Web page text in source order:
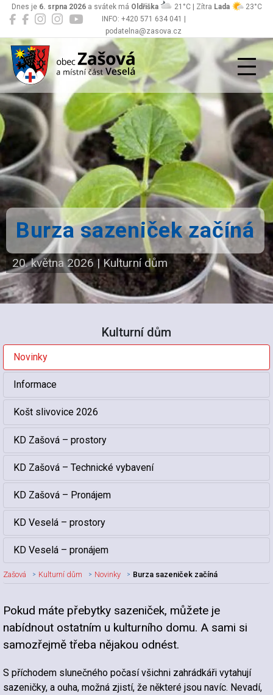
INFO: +420 571 634 041 |
podatelna@zasova.cz
Dnes je 6. srpna 2026a svátek má Oldřiška 21°C | Zítra Lada 23°C
Zašová
Burza sazeniček začíná
20. května 2026| Kulturní dům
Kulturní dům
Novinky
Informace
Košt slivovice 2026
KD Zašová – prostory
KD Zašová – Technické vybavení
KD Zašová – Pronájem
KD Veselá – prostory
KD Veselá – pronájem
Zašová Kulturní dům Novinky Burza sazeniček začíná
Nadpis článku
Pokud máte přebytky sazeniček, můžete je
nabídnout ostatním u kulturního domu. A sami si
samozřejmě třeba nějakou odnést.
S příchodem slunečného počasí všichni zahrádkáři vytahují
sazeničky, a ouha, možná zjistí, že některé jsou navíc. Nevadí,